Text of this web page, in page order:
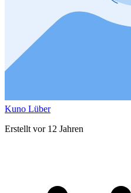
Kuno Lüber
Erstellt vor 12 Jahren